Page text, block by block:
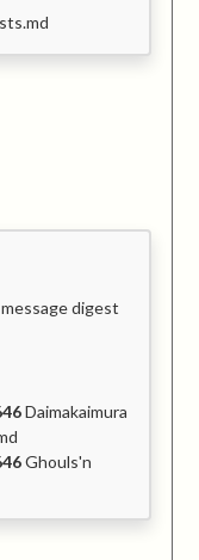
digest
Daimakaimura
Ghouls'n